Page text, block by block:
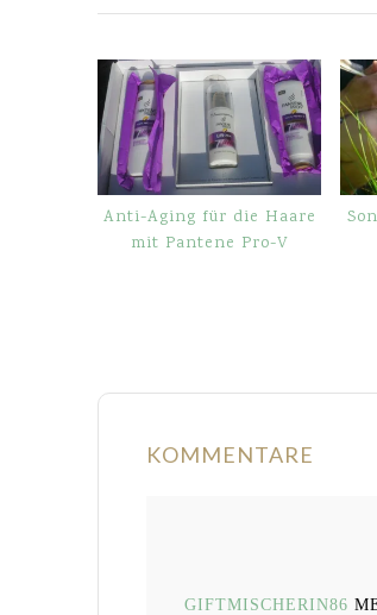
Anti-Aging für die Haare
mit Pantene Pro-V
KOMMENTARE
GIFTMISCHERIN86